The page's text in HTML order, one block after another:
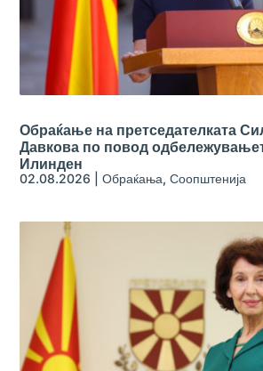
Обраќање на претседателката
Давкова по повод
Илинден
02.08.2026 |Обраќања,Соопштенија